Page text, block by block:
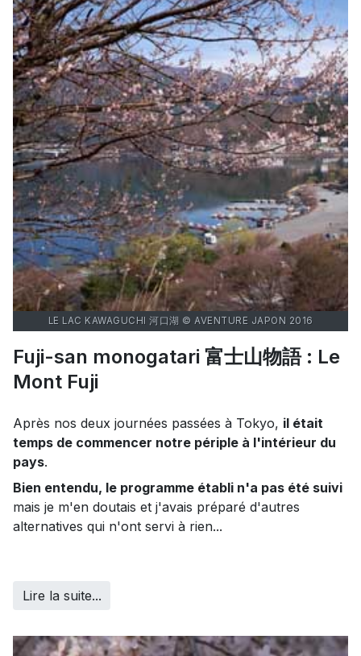
LE LAC KAWAGUCHI 河口湖 © AVENTURE JAPON 2016
Fuji-san monogatari 富士山物語 : Le
Mont Fuji
Après nos deux journées passées à Tokyo, il était
temps de commencer notre périple à l'intérieur du
pays.
Bien entendu, le programme établi n'a pas été suivi
mais je m'en doutais et j'avais préparé d'autres
alternatives qui n'ont servi à rien...
Lire la suite...